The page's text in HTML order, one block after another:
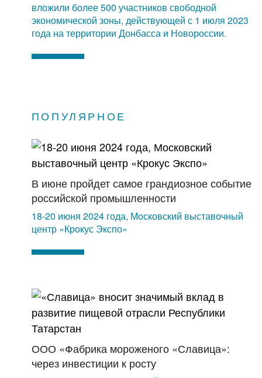
вложили более 500 участников свободной
экономической зоны, действующей с 1 июля 2023
года на территории Донбасса и Новороссии.
ПОПУЛЯРНОЕ
В июне пройдет самое грандиозное событие
российской промышленности
18-20 июня 2024 года, Московский выставочный
центр «Крокус Экспо»
ООО «Фабрика мороженого «Славица»:
через инвестиции к росту